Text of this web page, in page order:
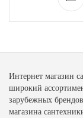
Интернет магазин
широкий
зарубежных
магазина